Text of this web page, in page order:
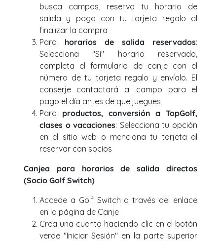
busca campos, reserva tu horario de
salida y paga con tu tarjeta regalo al
finalizar la compra
Para horarios de salida reservados:
Selecciona "Sí" horario reservado,
completa el formulario de canje con el
número de tu tarjeta regalo y envíalo. El
conserje contactará al campo para el
pago el día antes de que juegues
Para productos, conversión a TopGolf,
clases o vacaciones: Selecciona tu opción
en el sitio web o menciona tu tarjeta al
reservar con socios
Canjea para horarios de salida directos
(Socio Golf Switch)
Accede a Golf Switch a través del enlace
en la página de Canje
Crea una cuenta haciendo clic en el botón
verde "Iniciar Sesión" en la parte superior